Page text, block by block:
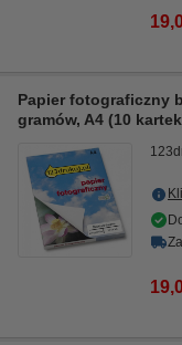
Papier fotograficzny
gramów, A4 (10